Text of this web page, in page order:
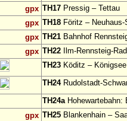
gpx TH17 Pressig – Tettau
gpx TH18 Föritz –
gpx TH21 Bahnhof
gpx TH22 Ilm-Rennsteig-
TH23 Köditz –
TH24Rudolstadt-
TH24aHohewartebahn:
gpx TH25 Blankenhain –